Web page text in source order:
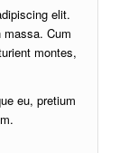
elit.
massa. Cum
montes,
eu, pretium